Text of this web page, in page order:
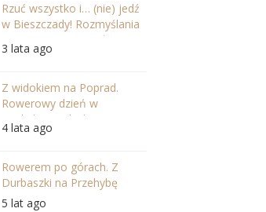
Rzuć wszystko i… (nie) jedź
w Bieszczady! Rozmyślania
po wycieczce na Jasło
3 lata ago
Z widokiem na Poprad.
Rowerowy dzień w
Beskidzie Sądeckim.
4 lata ago
Rowerem po górach. Z
Durbaszki na Przehybę
5 lat ago